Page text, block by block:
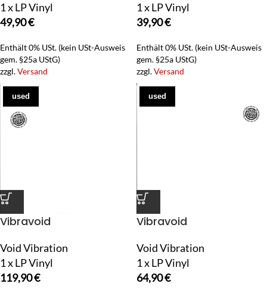
1 x LP Vinyl
49,90€
Enthält 0% USt. (kein USt-Ausweis
gem. §25a UStG)
zzgl.Versand
1 x LP Vinyl
39,90€
Enthält 0% USt. (kein USt-Ausweis
gem. §25a UStG)
zzgl.Versand
used
Vibravoid
Void Vibration
1 x LP Vinyl
119,90€
used
Vibravoid
Void Vibration
1 x LP Vinyl
64,90€